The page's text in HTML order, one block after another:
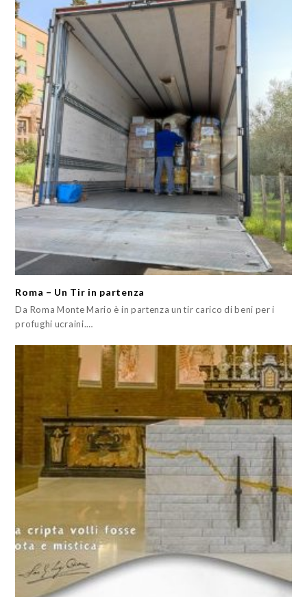
Roma – Un Tir in partenza
Da Roma Monte Mario è in partenza un tir carico di beni per i
profughi ucraini.…